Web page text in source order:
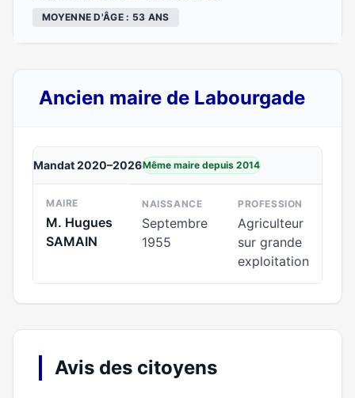
MOYENNE D'ÂGE : 53 ANS
Ancien maire de Labourgade
Mandat 2020–2026Même maire depuis 2014
MAIRE
M. Hugues
SAMAIN
NAISSANCE
Septembre
1955
PROFESSION
Agriculteur
sur grande
exploitation
Avis des citoyens